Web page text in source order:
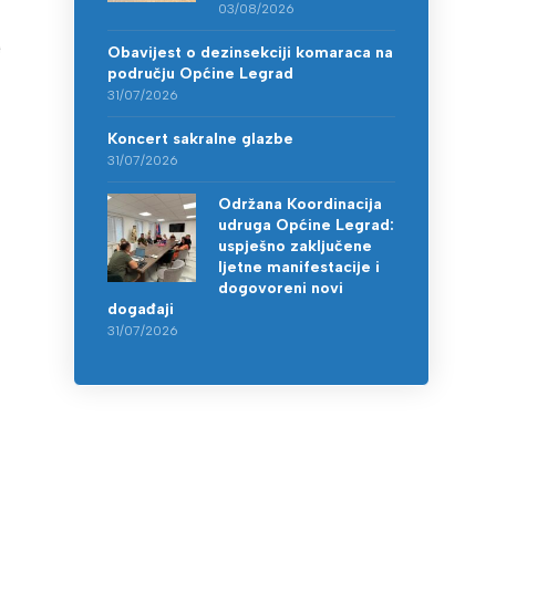
03/08/2026
Obavijest o dezinsekciji komaraca na
području Općine Legrad
31/07/2026
Koncert sakralne glazbe
31/07/2026
Održana Koordinacija
udruga Općine Legrad:
uspješno zaključene
ljetne manifestacije i
dogovoreni novi
događaji
31/07/2026